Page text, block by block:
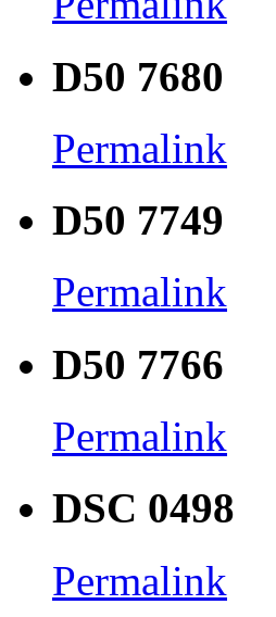
D50 7680
Permalink
D50 7749
Permalink
D50 7766
Permalink
DSC 0498
Permalink